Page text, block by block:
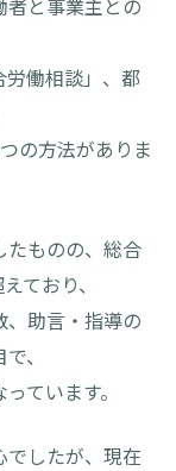
働相談」、都
の方法がありま
たものの、総合
ており、
、助言・指導の
、
ています。
したが、現在